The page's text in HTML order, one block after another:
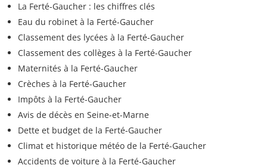
La Ferté-Gaucher : les chiffres clés
Eau du robinet à la Ferté-Gaucher
Classement des lycées à la Ferté-Gaucher
Classement des collèges à la Ferté-Gaucher
Maternités à la Ferté-Gaucher
Crèches à la Ferté-Gaucher
Impôts à la Ferté-Gaucher
Avis de décès en Seine-et-Marne
Dette et budget de la Ferté-Gaucher
Climat et historique météo de la Ferté-Gaucher
Accidents de voiture à la Ferté-Gaucher